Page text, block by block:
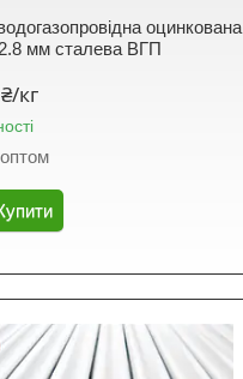
оцинкована
мм сталева ВГП
кг